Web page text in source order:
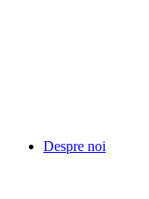
Despre noi